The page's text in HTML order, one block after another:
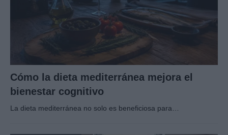
Cómo la dieta mediterránea mejora el
bienestar cognitivo
La dieta mediterránea no solo es beneficiosa para…